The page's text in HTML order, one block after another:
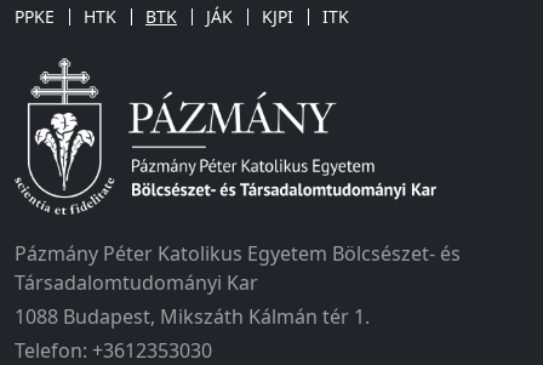
PPKE HTK BTK JÁK KJPI ITK
Pázmány Péter Katolikus Egyetem Bölcsészet- és
Társadalomtudományi Kar
1088 Budapest, Mikszáth Kálmán tér 1.
Telefon: +3612353030